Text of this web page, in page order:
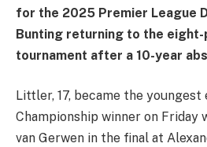
for the 2025 Premier League
Bunting returning to the
tournament after a 10-year
Littler, 17, became the youngest
Championship winner on Friday
van Gerwen in the final at